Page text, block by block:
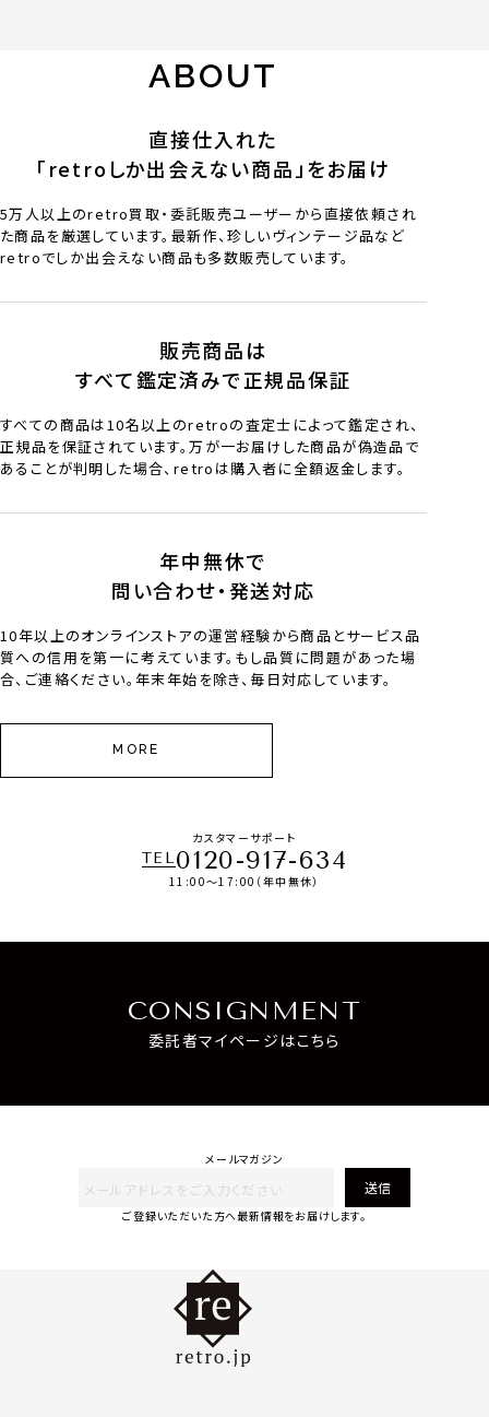
ABOUT
直接仕入れた
「retroしか出会えない商品」をお届け
5万人以上のretro買取・委託販売ユーザーから直接依頼され
た商品を厳選しています。最新作、珍しいヴィンテージ品など
retroでしか出会えない商品も多数販売しています。
販売商品は
すべて鑑定済みで正規品保証
すべての商品は10名以上のretroの査定士によって鑑定され、
正規品を保証されています。万が一お届けした商品が偽造品で
あることが判明した場合、retroは購入者に全額返金します。
年中無休で
問い合わせ・発送対応
10年以上のオンラインストアの運営経験から商品とサービス品
質への信用を第一に考えています。もし品質に問題があった場
合、ご連絡ください。年末年始を除き、毎日対応しています。
MORE
カスタマーサポート
TEL0120-917-634
11:00～17:00（年中無休）
CONSIGNMENT
委託者マイページはこちら
メールマガジン
送信
ご登録いただいた方へ最新情報をお届けします。